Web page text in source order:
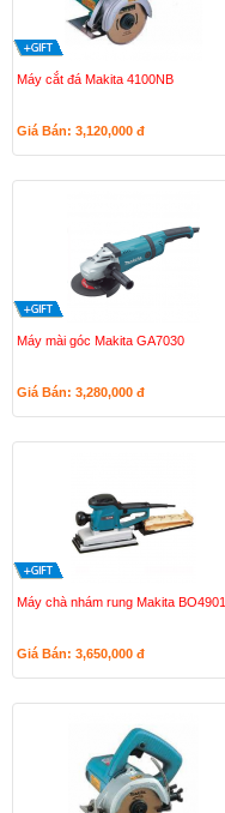
Máy cắt đá Makita 4100NB
Giá Bán: 3,120,000 đ
Máy mài góc Makita GA7030
Giá Bán: 3,280,000 đ
Máy chà nhám rung Makita BO4901
Giá Bán: 3,650,000 đ